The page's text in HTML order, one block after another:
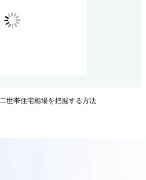
世帯住宅相場を把握する方法